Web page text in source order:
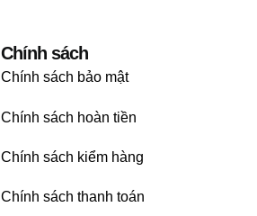
Chính sách
Chính sách bảo mật
Chính sách hoàn tiền
Chính sách kiểm hàng
Chính sách thanh toán